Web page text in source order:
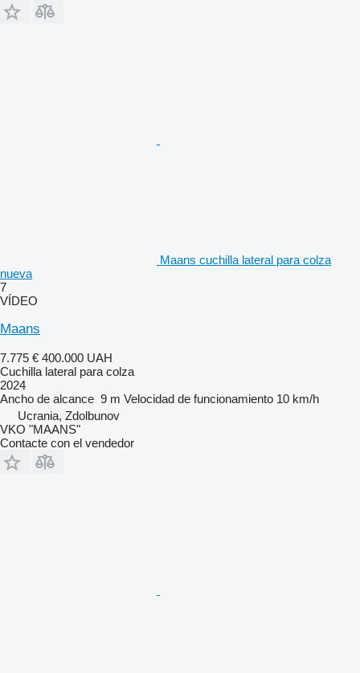
Maans cuchilla lateral para colza
nueva
7
VÍDEO
Maans
7.775 € 400.000 UAH
Cuchilla lateral para colza
2024
Ancho de alcance 9 m Velocidad de funcionamiento 10 km/h
Ucrania, Zdolbunov
VKO "MAANS"
Contacte con el vendedor